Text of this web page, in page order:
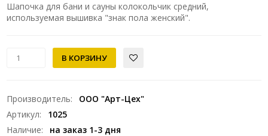
Шапочка для бани и сауны колокольчик средний,
используемая вышивка "знак пола женский".
Производитель:
ООО "Арт-Цех"
Артикул:
1025
Наличие:
на заказ 1-3 дня